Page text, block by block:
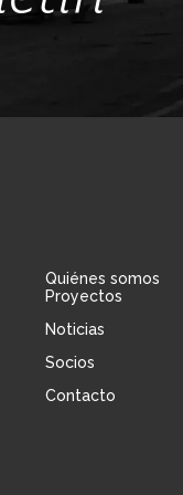
Quiénes somos
Proyectos
Noticias
Socios
Contacto